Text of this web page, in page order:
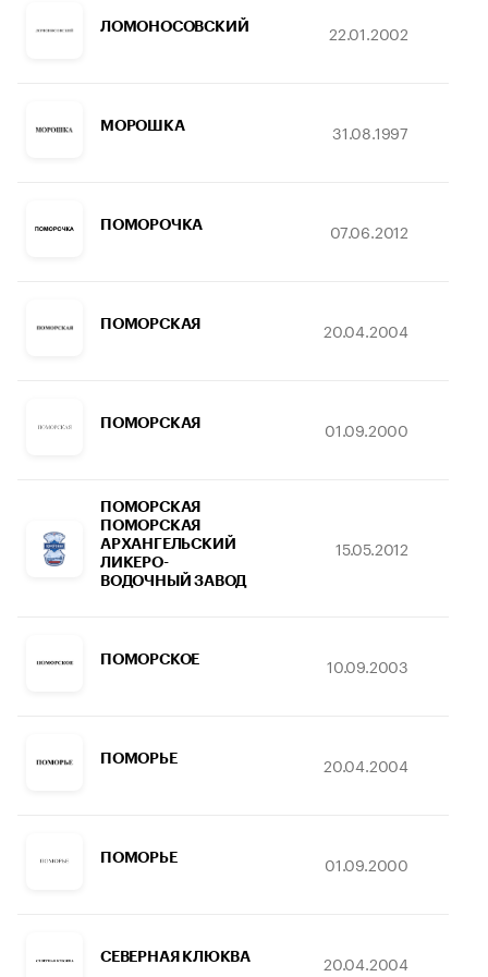
ЛОМОНОСОВСКИЙ 22.01.2002
МОРОШКА 31.08.1997
ПОМОРОЧКА 07.06.2012
ПОМОРСКАЯ 20.04.2004
ПОМОРСКАЯ 01.09.2000
ПОМОРСКАЯ
ПОМОРСКАЯ
АРХАНГЕЛЬСКИЙ
ЛИКЕРО-
ВОДОЧНЫЙ ЗАВОД
15.05.2012
ПОМОРСКОЕ 10.09.2003
ПОМОРЬЕ 20.04.2004
ПОМОРЬЕ 01.09.2000
СЕВЕРНАЯ КЛЮКВА 20.04.2004